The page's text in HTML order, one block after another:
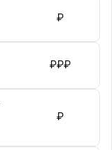
₽
₽₽₽
₽